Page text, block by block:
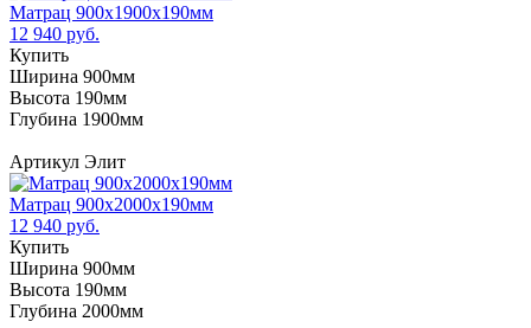
Матрац 900х1900х190мм
12 940 руб.
Купить
Ширина 900мм
Высота 190мм
Глубина 1900мм
Артикул Элит
Матрац 900х2000х190мм
12 940 руб.
Купить
Ширина 900мм
Высота 190мм
Глубина 2000мм